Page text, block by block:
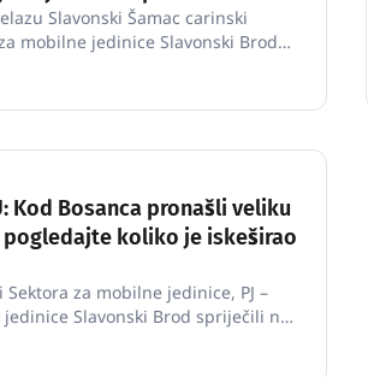
Slavonski Šamac carinski
mobilne jedinice Slavonski Brod
mobilnih telefona, a
za mobilne jedinice Zadar
pronašli vatreno oružje.
Kod Bosanca pronašli veliku
pogledajte koliko je iskeširao
za mobilne jedinice, PJ –
Slavonski Brod spriječili na
Slavonski Šamac pokušaj unosa na
vozilu velike količine novca i